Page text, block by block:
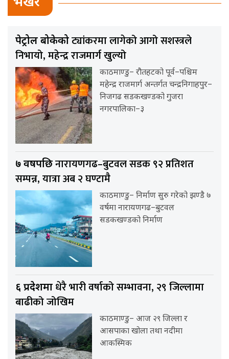
पेट्रोल बोकेकोट्यांकरमा लागेको आगो सशस्त्रले
निभायो, महेन्द्र राजमार्ग खुल्यो
काठमाण्डु– रौतहटको पूर्व–पश्चिम
महेन्द्र राजमार्ग अन्तर्गत चन्द्रनिगाहपुर–
निजगढ सडकखण्डको गुजरा
नगरपालिका–३
७ वर्षपछिनारायणगढ–बुटवल सडक ९२ प्रतिशत
सम्पन्न, यात्रा अब २ घण्टामै
काठमाण्डु– निर्माण सुरु गरेको झण्डै ७
वर्षमा नारायणगढ–बुटवल
सडकखण्डको निर्माण
६ प्रदेशमा धेरै भारी वर्षाको सम्भावना, २९ जिल्लामा
बाढीको जोखिम
काठमाण्डु– आज २९ जिल्ला र
आसपाका खोला तथा नदीमा
आकस्मिक